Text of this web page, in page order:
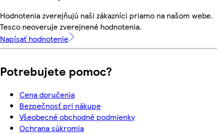
Hodnotenia zverejňujú naši zákazníci priamo na našom webe.
Tesco neoveruje zverejnené hodnotenia.
Napísať hodnotenie
Potrebujete pomoc?
Cena doručenia
Bezpečnosť pri nákupe
Všeobecné obchodné podmienky
Ochrana súkromia